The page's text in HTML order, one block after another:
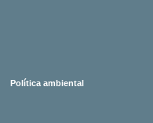
Política ambiental